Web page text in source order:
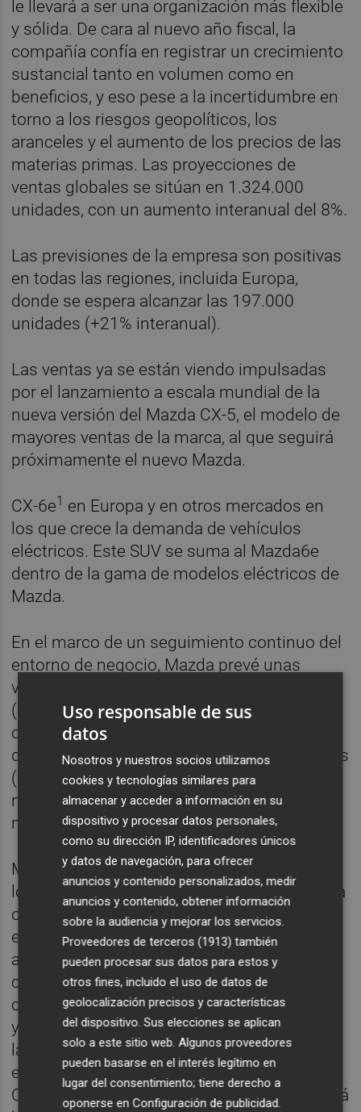
le llevará a ser una organización más flexible
y sólida. De cara al nuevo año fiscal, la
compañía confía en registrar un crecimiento
sustancial tanto en volumen como en
beneficios, y eso pese a la incertidumbre en
torno a los riesgos geopolíticos, los
aranceles y el aumento de los precios de las
materias primas. Las proyecciones de
ventas globales se sitúan en 1.324.000
unidades, con un aumento interanual del 8%.
Las previsiones de la empresa son positivas
en todas las regiones, incluida Europa,
donde se espera alcanzar las 197.000
unidades (+21% interanual).
Las ventas ya se están viendo impulsadas
por el lanzamiento a escala mundial de la
nueva versión del Mazda CX-5, el modelo de
mayores ventas de la marca, al que seguirá
próximamente el nuevo Mazda.
CX-6e1 en Europa y en otros mercados en
los que crece la demanda de vehículos
eléctricos. Este SUV se suma al Mazda6e
dentro de la gama de modelos eléctricos de
Mazda.
En el marco de un seguimiento continuo del
entorno de negocio, Mazda prevé unas
ventas netas de 5,50 billones de yenes
(30.600 millones de euros*), con un
crecimiento interanual del 12%; un beneficio
de explotación de 150.000 millones de yenes
(833,3 millones de euros*) y un beneficio
neto de 90.000 millones de yenes (500
millones de euros*).
Mazda entiende que el ritmo de adopción de
los vehículos eléctricos varía de una región a
otra; por ello, continuará avanzando en su
estrategia de optimización de activos y
alianzas, con el objetivo de maximizar la
cobertura de los mercados y mejorar su
competitividad a largo plazo. En ese sentido
y a corto plazo, la empresa desarrollará y
lanzará al mercado cuatro vehículos
eléctricos desarrollados conjuntamente con
Changan Automobile. En paralelo, continuará
Uso responsable de sus
datos
Nosotros y nuestros socios utilizamos
cookies y tecnologías similares para
almacenar y acceder a información en su
dispositivo y procesar datos personales,
como su dirección IP, identificadores únicos
y datos de navegación, para ofrecer
anuncios y contenido personalizados, medir
anuncios y contenido, obtener información
sobre la audiencia y mejorar los servicios.
Proveedores de terceros (1913) también
pueden procesar sus datos para estos y
otros fines, incluido el uso de datos de
geolocalización precisos y características
del dispositivo. Sus elecciones se aplican
solo a este sitio web. Algunos proveedores
pueden basarse en el interés legítimo en
lugar del consentimiento; tiene derecho a
oponerse enConfiguración de publicidad